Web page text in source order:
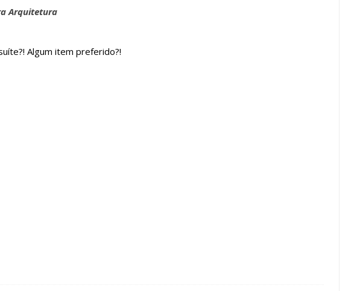
Arquitetura
Algum item preferido?!